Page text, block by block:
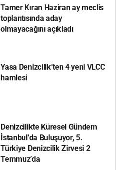
Tamer Kıran Haziran ay meclis
toplantısında aday
olmayacağını açıkladı
Yasa Denizcilik’ten 4 yeni VLCC
hamlesi
Denizcilikte Küresel Gündem
İstanbul’da Buluşuyor, 5.
Türkiye Denizcilik Zirvesi 2
Temmuz’da